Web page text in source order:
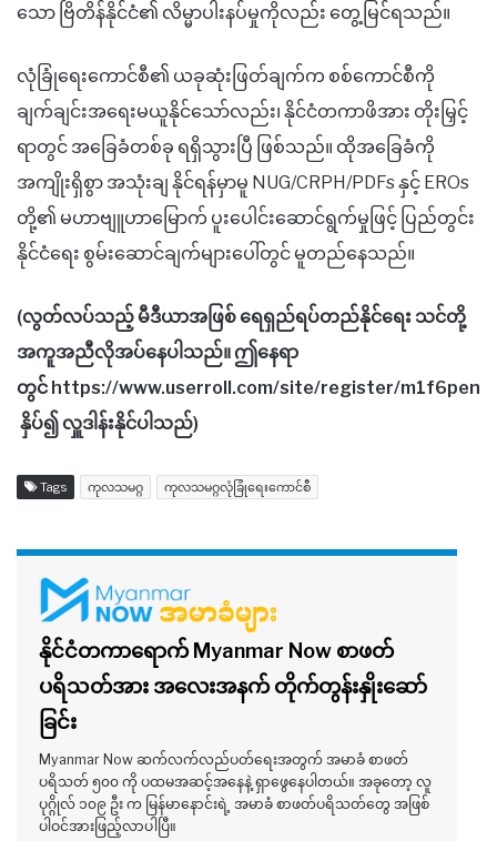
သော ဗြိတိန်နိုင်ငံ၏ လိမ္မာပါးနပ်မှုကိုလည်း တွေ့မြင်ရသည်။
လုံခြုံရေးကောင်စီ၏ ယခုဆုံးဖြတ်ချက်က စစ်ကောင်စီကို
ချက်ချင်းအရေးမယူနိုင်သော်လည်း၊ နိုင်ငံတကာဖိအား တိုးမြှင့်
ရာတွင် အခြေခံတစ်ခု ရရှိသွားပြီ ဖြစ်သည်။ ထိုအခြေခံကို
အကျိုးရှိစွာ အသုံးချ နိုင်ရန်မှာမူ NUG/CRPH/PDFs နှင့် EROs
တို့၏ မဟာဗျူဟာမြောက် ပူးပေါင်းဆောင်ရွက်မှုဖြင့် ပြည်တွင်း
နိုင်ငံရေး စွမ်းဆောင်ချက်များပေါ်တွင် မူတည်နေသည်။
(လွတ်လပ်သည့် မီဒီယာအဖြစ် ရေရှည်ရပ်တည်နိုင်ရေး သင်တို့
အကူအညီလိုအပ်နေပါသည်။ ဤနေရာ
တွင် https://www.userroll.com/site/register/m1f6pen
နှိပ်၍ လှူဒါန်းနိုင်ပါသည်)
Tags ကုလသမဂ္ဂ ကုလသမဂ္ဂလုံခြုံရေးကောင်စီ
နိုင်ငံတကာရောက် Myanmar Now စာဖတ်
ပရိသတ်အား အလေးအနက် တိုက်တွန်းနှိုးဆော်
ခြင်း
Myanmar Now ဆက်လက်လည်ပတ်ရေးအတွက် အမာခံ စာဖတ်
ပရိသတ် ၅၀၀ ကို ပထမအဆင့်အနေနဲ့ ရှာဖွေနေပါတယ်။ အခုတော့ လူ
ပုဂ္ဂိုလ် ၁၀၉ ဦး က မြန်မာနောင်းရဲ့ အမာခံ စာဖတ်ပရိသတ်တွေ အဖြစ်
ပါဝင်အားဖြည့်လာပါပြီ။